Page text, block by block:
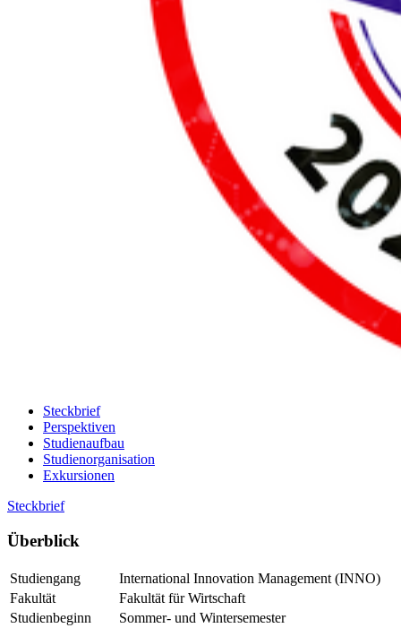
Steckbrief
Perspektiven
Studienaufbau
Studienorganisation
Exkursionen
Steckbrief
Über­blick
Studiengang
International Innovation Management (INNO)
Fakultät
Fakultät für Wirtschaft
Studienbeginn
Sommer- und Wintersemester